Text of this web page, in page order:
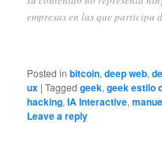
empresas en las que
Posted in bitcoin,deep web,
ux |Tagged geek,geek estilo
hacking,IA Interactive,
Leave a reply